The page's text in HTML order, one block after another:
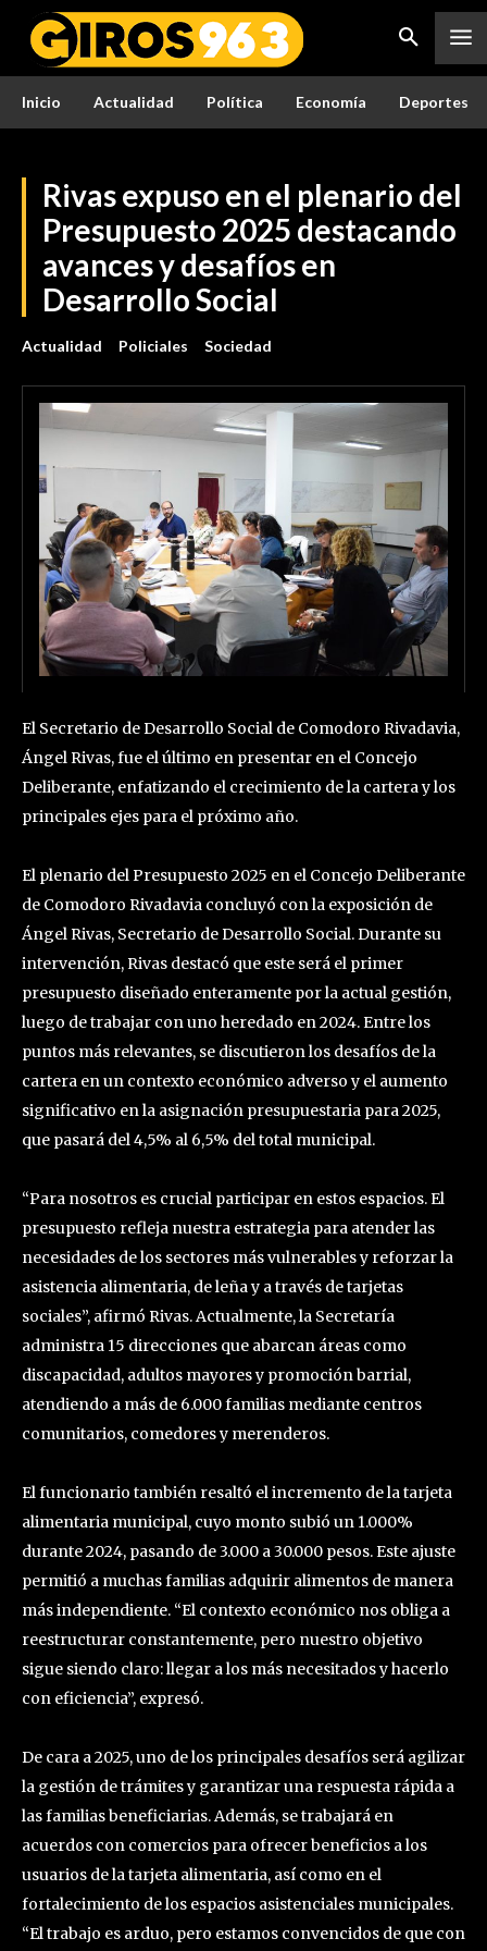
Inicio Actualidad Política Economía Deportes
Rivas expuso en el plenario del
Presupuesto 2025 destacando
avances y desafíos en
Desarrollo Social
Actualidad Policiales Sociedad
El Secretario de Desarrollo Social de Comodoro Rivadavia,
Ángel Rivas, fue el último en presentar en el Concejo
Deliberante, enfatizando el crecimiento de la cartera y los
principales ejes para el próximo año.
El plenario del Presupuesto 2025 en el Concejo Deliberante
de Comodoro Rivadavia concluyó con la exposición de
Ángel Rivas, Secretario de Desarrollo Social. Durante su
intervención, Rivas destacó que este será el primer
presupuesto diseñado enteramente por la actual gestión,
luego de trabajar con uno heredado en 2024. Entre los
puntos más relevantes, se discutieron los desafíos de la
cartera en un contexto económico adverso y el aumento
significativo en la asignación presupuestaria para 2025,
que pasará del 4,5% al 6,5% del total municipal.
“Para nosotros es crucial participar en estos espacios. El
presupuesto refleja nuestra estrategia para atender las
necesidades de los sectores más vulnerables y reforzar la
asistencia alimentaria, de leña y a través de tarjetas
sociales”, afirmó Rivas. Actualmente, la Secretaría
administra 15 direcciones que abarcan áreas como
discapacidad, adultos mayores y promoción barrial,
atendiendo a más de 6.000 familias mediante centros
comunitarios, comedores y merenderos.
El funcionario también resaltó el incremento de la tarjeta
alimentaria municipal, cuyo monto subió un 1.000%
durante 2024, pasando de 3.000 a 30.000 pesos. Este ajuste
permitió a muchas familias adquirir alimentos de manera
más independiente. “El contexto económico nos obliga a
reestructurar constantemente, pero nuestro objetivo
sigue siendo claro: llegar a los más necesitados y hacerlo
con eficiencia”, expresó.
De cara a 2025, uno de los principales desafíos será agilizar
la gestión de trámites y garantizar una respuesta rápida a
las familias beneficiarias. Además, se trabajará en
acuerdos con comercios para ofrecer beneficios a los
usuarios de la tarjeta alimentaria, así como en el
fortalecimiento de los espacios asistenciales municipales.
“El trabajo es arduo, pero estamos convencidos de que con